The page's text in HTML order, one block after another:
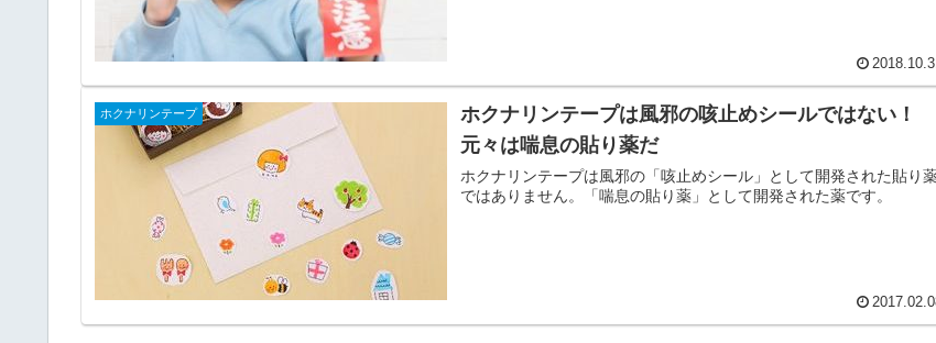
ホクナリンテープ
ホクナリンテープは風邪の咳止めシールではない！
元々は喘息の貼り薬だ
ホクナリンテープは風邪の「咳止めシール」として開発された貼り
ではありません。「喘息の貼り薬」として開発された薬です。